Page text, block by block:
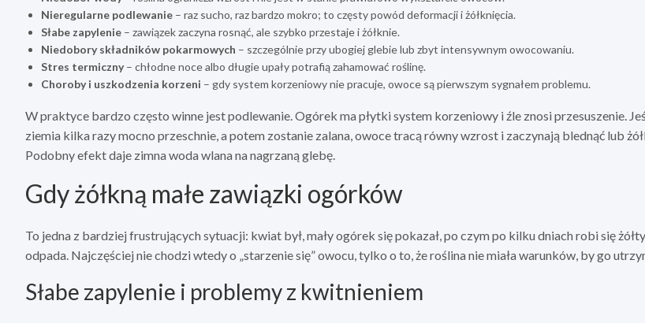
Nieregularne podlewanie – raz sucho, raz bardzo mokro; to częsty powód deformacji i żółknięcia.
Słabe zapylenie – zawiązek zaczyna rosnąć, ale szybko przestaje i żółknie.
Niedobory składników pokarmowych – szczególnie przy ubogiej glebie lub zbyt intensywnym owocowaniu.
Stres termiczny– chłodne noce albo długie upały potrafią zahamować roślinę.
Choroby i uszkodzenia korzeni – gdy system korzeniowy nie pracuje, owoce są pierwszym sygnałem problemu.
W praktyce bardzo często winne jest podlewanie. Ogórek ma płytki system korzeniowy i źle znosi przesuszenie.
ziemia kilka razy mocno przeschnie, a potem zostanie zalana, owoce tracą równy wzrost i zaczynają blednąć lub
Podobny efekt daje zimna woda wlana na nagrzaną glebę.
Gdy żółkną małe zawiązki ogórków
To jedna z bardziej frustrujących sytuacji: kwiat był, mały ogórek się pokazał, po czym po kilku dniach robi się
odpada. Najczęściej nie chodzi wtedy o „starzenie się” owocu, tylko o to, że roślina nie miała warunków, by go
Słabe zapylenie i problemy z kwitnieniem